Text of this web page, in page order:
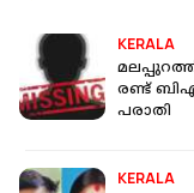
KERALA
രണ്ട്
പരാതി
KERALA